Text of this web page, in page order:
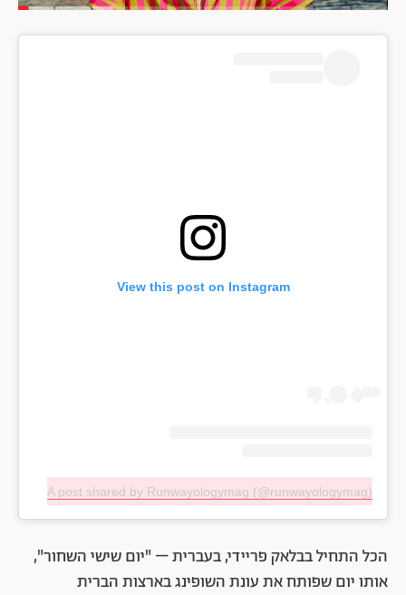
View this post on Instagram
A post shared by Runwayologymag (@runwayologymag)
הכל התחיל בבלאק פריידי, בעברית – "יום שישי השחור",
אותו יום שפותח את עונת השופינג בארצות הברית